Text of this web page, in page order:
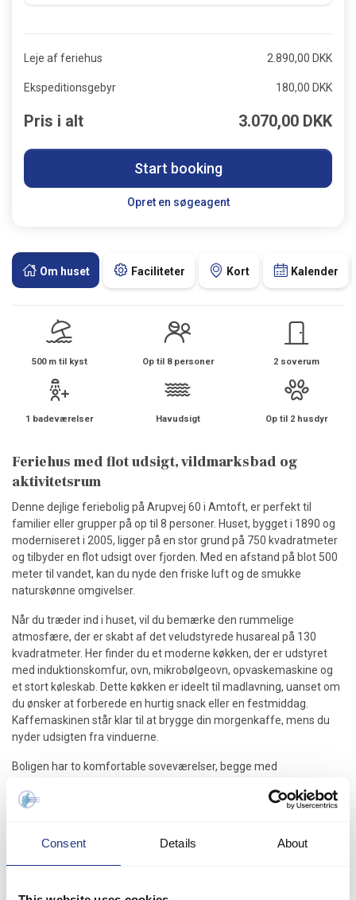
Consent Details About
Om huset Faciliteter Kort Kalender
500 m til kyst Op til 8 personer 2 soverum
1 badeværelser Havudsigt Op til 2 husdyr
Feriehus med flot udsigt, vildmarksbad og
aktivitetsrum
Denne dejlige feriebolig på Arupvej 60 i Amtoft, er perfekt til
familier eller grupper på op til 8 personer. Huset, bygget i 1890 og
moderniseret i 2005, ligger på en stor grund på 750 kvadratmeter
og tilbyder en flot udsigt over fjorden. Med en afstand på blot 500
meter til vandet, kan du nyde den friske luft og de smukke
naturskønne omgivelser.
Når du træder ind i huset, vil du bemærke den rummelige
atmosfære, der er skabt af det veludstyrede husareal på 130
kvadratmeter. Her finder du et moderne køkken, der er udstyret
med induktionskomfur, ovn, mikrobølgeovn, opvaskemaskine og
et stort køleskab. Dette køkken er ideelt til madlavning, uanset om
du ønsker at forberede en hurtig snack eller en festmiddag.
Kaffemaskinen står klar til at brygge din morgenkaffe, mens du
nyder udsigten fra vinduerne.
Boligen har to komfortable soveværelser, begge med
Derudover er der en sovesofa i stuen, hvilket giver mulighed for
en dag med aktiviteter.
terrasse, hvor du kan nyde solen eller grille en lækker middag på
Leje af feriehus 2.890,00 DKK
Ekspeditionsgebyr 180,00 DKK
Pris i alt 3.070,00 DKK
Start booking
Opret en søgeagent